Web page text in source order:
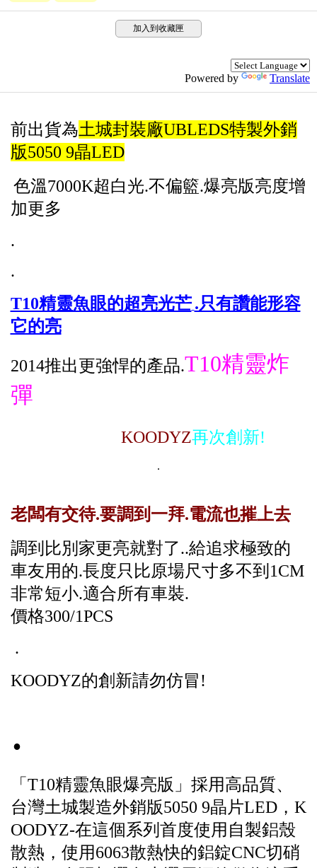
加入到收藏匣
Powered by Translate
前出貨為土城封裝廠UBLEDS特製外銷
版5050 9晶LED
色溫7000K超白光.不偏籃.爆亮版亮度增
加更多
.
.
T10精靈魚眼的超亮光芒 .只有讚能形容
它的亮
2014推出更強悍的產品.T10精靈炸
彈
KOODYZ再次創新!
.
老闆有交待.要調到一拜.電流也摧上去
調到比別家更亮就對了..給追求極致的
車友用的.長度只比原場尺寸多不到1CM
非常短小.適合所有車裝.
價格300/1PCS
.
KOODYZ的創新請勿仿冒!
.
「 T10精靈魚眼爆亮版 」採用高品質、
台灣土城製造外銷版5050 9晶片LED， K
OODYZ-在這個系列首度使用自製鋁殼
散熱，使用6063散熱快的鋁錠CNC切硝